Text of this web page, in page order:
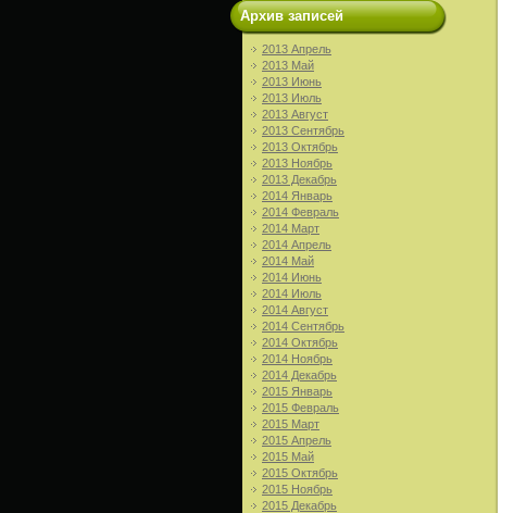
Архив записей
2013 Апрель
2013 Май
2013 Июнь
2013 Июль
2013 Август
2013 Сентябрь
2013 Октябрь
2013 Ноябрь
2013 Декабрь
2014 Январь
2014 Февраль
2014 Март
2014 Апрель
2014 Май
2014 Июнь
2014 Июль
2014 Август
2014 Сентябрь
2014 Октябрь
2014 Ноябрь
2014 Декабрь
2015 Январь
2015 Февраль
2015 Март
2015 Апрель
2015 Май
2015 Октябрь
2015 Ноябрь
2015 Декабрь